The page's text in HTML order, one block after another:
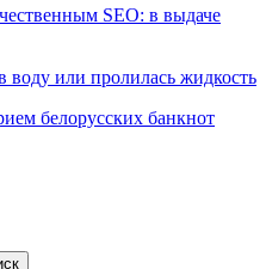
SEO: в выдаче
воду или пролилась жидкость
белорусских банкнот